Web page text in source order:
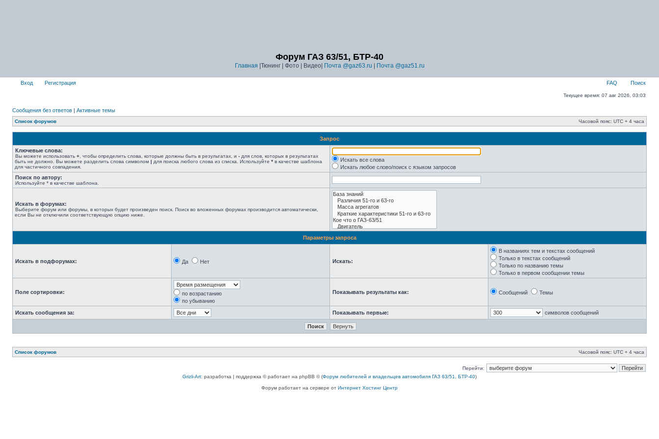
Форум ГАЗ 63/51, БТР-40
Главная |Тюнинг | Фото | Видео| Почта @gaz63.ru Почта @gaz51.ru
Вход Регистрация FAQ Поиск
Текущее время: 07 авг 2026, 03:03
Сообщения без ответов | Активные темы
Список форумов Часовой пояс: UTC + 4 часа
Запрос
Ключевые слова:
Вы можете использовать + , чтобы определить слова, которые должны быть в результатах, и - для слов, которых в результатах
быть не должно. Вы можете разделить слова символом | для поиска любого слова из списка. Используйте * в качестве шаблона
для частичного совпадения.
Искать все слова
Искать любое слово/поиск с языком запросов
Поиск по автору:
Используйте * в качестве шаблона.
Искать в форумах:
Выберите форум или форумы, в которых будет произведен поиск. Поиск во вложенных форумах производится автоматически,
если Вы не отключили соответствующую опцию ниже.
Параметры запроса
Искать в подфорумах: Да Нет Искать:
В названиях тем и текстах сообщений
Только в текстах сообщений
Только по названию темы
Только в первом сообщении темы
Поле сортировки:
по возрастанию
по убыванию
Показывать результаты как: Сообщений Темы
Искать сообщения за: Показывать первые: символов сообщений
Список форумов Часовой пояс: UTC + 4 часа
Перейти:
Grizli-Art: разработка | поддержка © работает на phpBB © (Форум любителей и владельцев автомобиля ГАЗ 63/51, БТР-40)
Форум работает на сервере от Интернет Хостинг Центр